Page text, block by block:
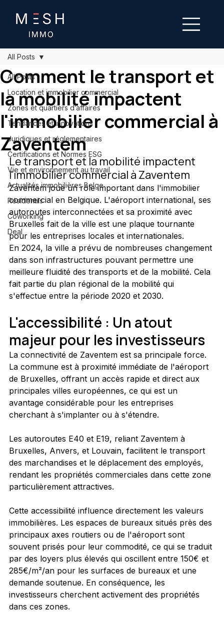
All Posts
Location et immobilier commercial
Zones et quartiers d’affaires
Tendances et innovations
Juridiques et réglementaires
Certifications et Normes ESG
Vie et environnement au travail
Actualités immobilières Belge
Résidentils
Coworking
Deal
All Posts
Comment le transport et
la mobilité impactent
l'immobilier commercial à
Zaventem
Le transport et la mobilité impactent
l'immobilier commercial à Zaventem
Zaventem joue un rôle important dans l'immobilier
commercial en Belgique. L'aéroport international, ses
autoroutes interconnectées et sa proximité avec
Bruxelles fait de la ville est une plaque tournante
pour les entreprises locales et internationales.
En 2024, la ville a prévu de nombreuses changement
dans son infrastructures pouvant permettre une
meilleure fluidité des transports et de la mobilité. Cela
fait partie du plan régional de la mobilité qui
s'effectue entre la période 2020 et 2030.
L'accessibilité : Un atout
majeur pour les investisseurs
La connectivité de Zaventem est sa principale force.
La commune est à proximité immédiate de l'aéroport
de Bruxelles, offrant un accès rapide et direct aux
principales villes européennes, ce qui est un
avantage considérable pour les entreprises
cherchant à s'implanter ou à s'étendre.
Les autoroutes E40 et E19, reliant Zaventem à
Bruxelles, Anvers, et Louvain, facilitent le transport
des marchandises et le déplacement des employés,
rendant les propriétés commerciales dans cette zone
particulièrement attractives.
Cette accessibilité influence directement les valeurs
immobilières. Les espaces de bureaux situés près des
principaux axes routiers ou de l'aéroport sont
souvent prisés pour leur commodité, ce qui se traduit
par des loyers plus élevés qui oscillent entre 150€ et
285€/m²/an pour les surfaces de bureaux et une
demande soutenue. En conséquence, les
investisseurs cherchent activement des propriétés
dans ces zones.